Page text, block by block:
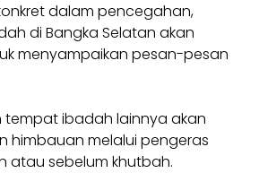
dalam pencegahan,
di Bangka Selatan akan
menyampaikan pesan-pesan
tempat ibadah lainnya akan
himbauan melalui pengeras
atau sebelum khutbah.